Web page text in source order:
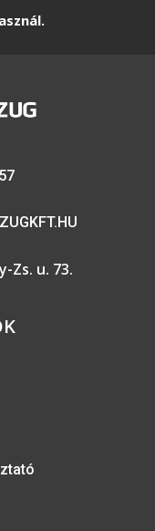
Zs. u. 73.